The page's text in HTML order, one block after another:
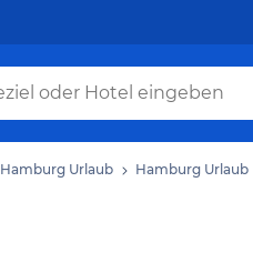
Hamburg Urlaub Hamburg Urlaub